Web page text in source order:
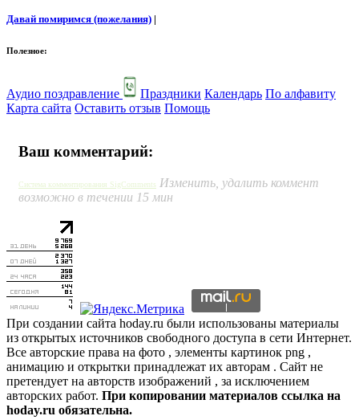
Давай помиримся (пожелания) |
Полезное:
Аудио поздравление Праздники Календарь По алфавиту
Карта сайта Оставить отзыв Помощь
Ваш комментарий:
Система комментирования SigComments Изменить, удалить коммент
возможно в течении 15 мин
При создании сайта hoday.ru были использованы материалы
из открытых источников свободного доступа в сети Интернет.
Все авторские права на фото , элементы картинок png ,
анимацию и открытки принадлежат их авторам . Сайт не
претендует на авторств изображений , за исключением
авторских работ. При копировании материалов ссылка на
hoday.ru обязательна.